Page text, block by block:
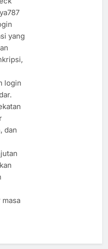
yang
login
dan
masa